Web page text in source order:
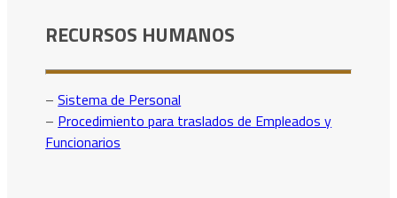
RECURSOS HUMANOS
–Sistema de Personal
– Procedimiento para traslados de Empleados y
Funcionarios